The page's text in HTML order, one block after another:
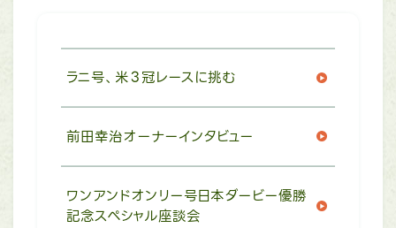
ラニ号、米３冠レースに挑む
前田幸治オーナーインタビュー
ワンアンドオンリー号日本ダービー優勝
記念スペシャル座談会